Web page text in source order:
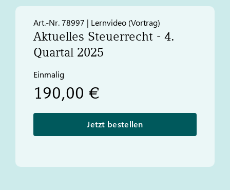
Art.-Nr. 78997 | Lernvideo (Vortrag)
Aktuelles Steuerrecht - 4.
Quartal 2025
Einmalig
190,00 €
Jetzt bestellen